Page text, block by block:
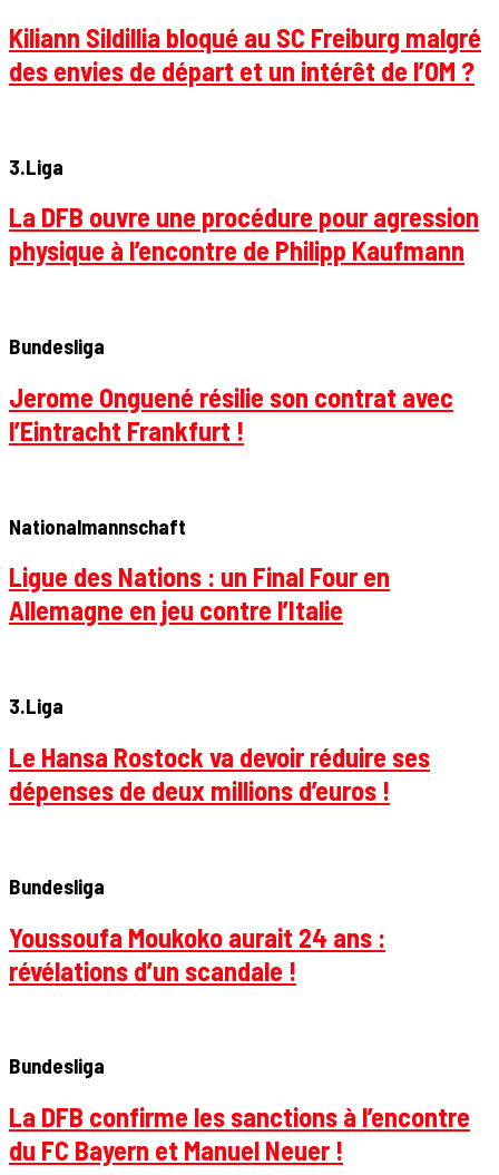
Kiliann Sildillia bloqué au SC Freiburg malgré
des envies de départ et un intérêt de l’OM ?
3.Liga
La DFB ouvre une procédure pour agression
physique à l’encontre de Philipp Kaufmann
Bundesliga
Jerome Onguené résilie son contrat avec
l’Eintracht Frankfurt !
Nationalmannschaft
Ligue des Nations : un Final Four en
Allemagne en jeu contre l’Italie
3.Liga
Le Hansa Rostock va devoir réduire ses
dépenses de deux millions d’euros !
Bundesliga
Youssoufa Moukoko aurait 24 ans :
révélations d’un scandale !
Bundesliga
La DFB confirme les sanctions à l’encontre
du FC Bayern et Manuel Neuer !